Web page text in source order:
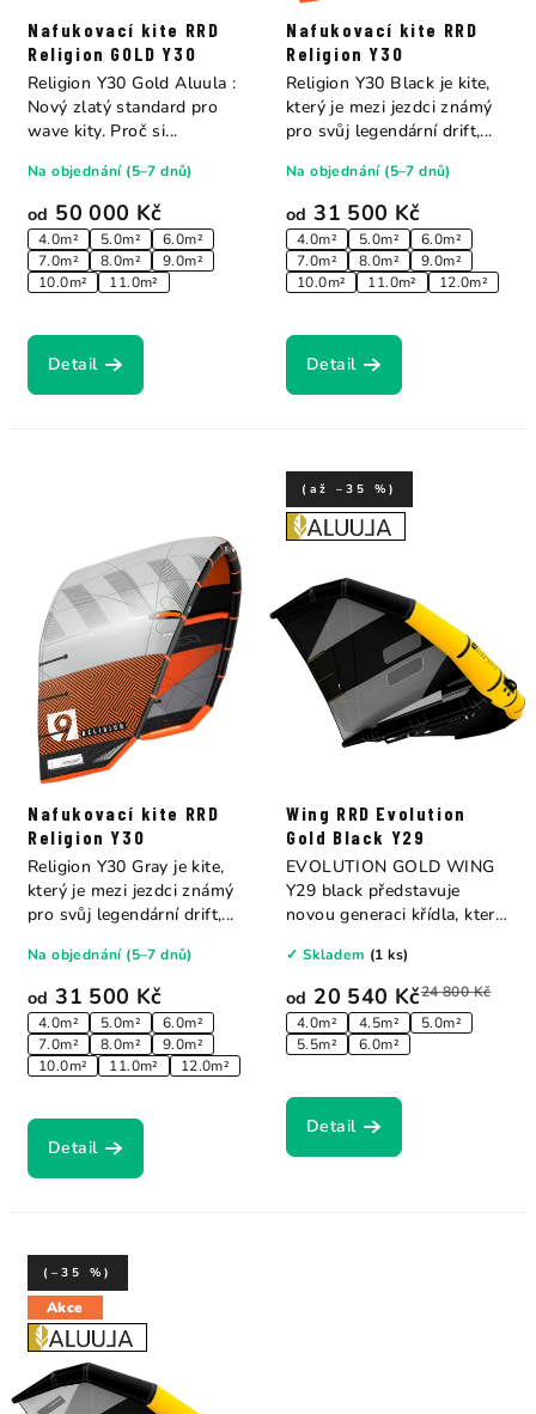
Nafukovací kite RRD
Religion GOLD Y30
od 50 000 Kč
4.0m² 5.0m²
6.0m²
7.0m²
8.0m²
9.0m²
10.0m²
11.0m²
Na objednání (5–7 dnů)
Detail
Religion Y30 Gold Aluula :
Nový zlatý standard pro
wave kity. Proč si...
Nafukovací kite RRD
Religion Y30
od 31 500 Kč
4.0m² 5.0m²
6.0m²
7.0m²
8.0m²
9.0m²
10.0m²
11.0m² 12.0m²
Na objednání (5–7 dnů)
Detail
Religion Y30 Black je kite,
který je mezi jezdci známý
pro svůj legendární drift,...
Nafukovací kite RRD
Religion Y30
od 31 500 Kč
4.0m² 5.0m²
6.0m²
7.0m²
8.0m²
9.0m²
10.0m²
11.0m² 12.0m²
Na objednání (5–7 dnů)
Detail
Religion Y30 Gray je kite,
který je mezi jezdci známý
pro svůj legendární drift,...
Wing RRD Evolution
Gold Black Y29
od 20 540 Kč24 800 Kč
(až –35 %)
4.0m² 4.5m²
5.0m²
5.5m²
6.0m²
✓ Skladem (1 ks)
Detail
EVOLUTION GOLD WING
Y29 black představuje
novou generaci křídla, které
Akce
(–35 %)